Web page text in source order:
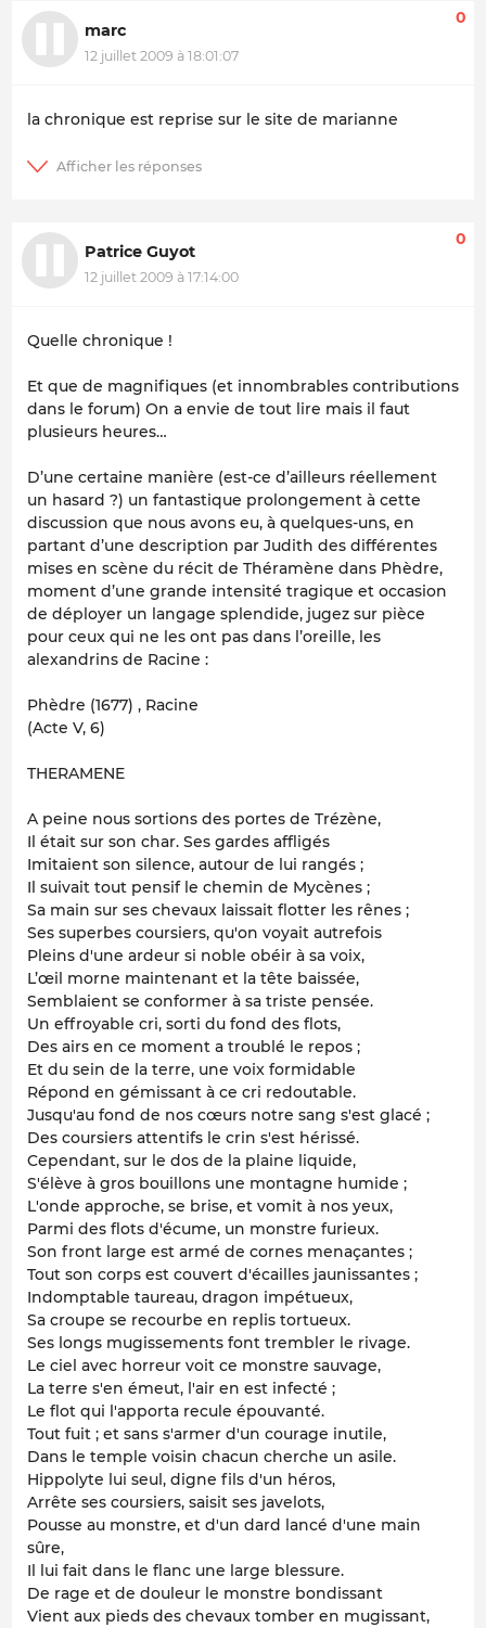
marc
12 juillet 2009 à 18:01:07
0
la chronique est reprise sur le site de marianne
Patrice Guyot
12 juillet 2009 à 17:14:00
0
Quelle chronique !
Et que de magnifiques (et innombrables contributions
dans le forum) On a envie de tout lire mais il faut
plusieurs heures…
D’une certaine manière (est-ce d’ailleurs réellement
un hasard ?) un fantastique prolongement à cette
discussion que nous avons eu, à quelques-uns, en
partant d’une description par Judith des différentes
mises en scène du récit de Théramène dans Phèdre,
moment d’une grande intensité tragique et occasion
de déployer un langage splendide, jugez sur pièce
pour ceux qui ne les ont pas dans l’oreille, les
alexandrins de Racine :
Phèdre (1677) , Racine
(Acte V, 6)
THERAMENE
A peine nous sortions des portes de Trézène,
Il était sur son char. Ses gardes affligés
Imitaient son silence, autour de lui rangés ;
Il suivait tout pensif le chemin de Mycènes ;
Sa main sur ses chevaux laissait flotter les rênes ;
Ses superbes coursiers, qu'on voyait autrefois
Pleins d'une ardeur si noble obéir à sa voix,
L’œil morne maintenant et la tête baissée,
Semblaient se conformer à sa triste pensée.
Un effroyable cri, sorti du fond des flots,
Des airs en ce moment a troublé le repos ;
Et du sein de la terre, une voix formidable
Répond en gémissant à ce cri redoutable.
Jusqu'au fond de nos cœurs notre sang s'est glacé ;
Des coursiers attentifs le crin s'est hérissé.
Cependant, sur le dos de la plaine liquide,
S'élève à gros bouillons une montagne humide ;
L'onde approche, se brise, et vomit à nos yeux,
Parmi des flots d'écume, un monstre furieux.
Son front large est armé de cornes menaçantes ;
Tout son corps est couvert d'écailles jaunissantes ;
Indomptable taureau, dragon impétueux,
Sa croupe se recourbe en replis tortueux.
Ses longs mugissements font trembler le rivage.
Le ciel avec horreur voit ce monstre sauvage,
La terre s'en émeut, l'air en est infecté ;
Le flot qui l'apporta recule épouvanté.
Tout fuit ; et sans s'armer d'un courage inutile,
Dans le temple voisin chacun cherche un asile.
Hippolyte lui seul, digne fils d'un héros,
Arrête ses coursiers, saisit ses javelots,
Pousse au monstre, et d'un dard lancé d'une main
sûre,
Il lui fait dans le flanc une large blessure.
De rage et de douleur le monstre bondissant
Vient aux pieds des chevaux tomber en mugissant,